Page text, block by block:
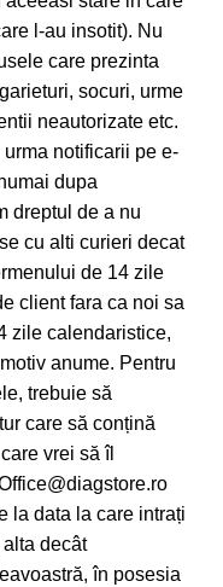
l-au insotit). Nu
care prezinta
socuri, urme
neautorizate etc.
notificarii pe e-
dupa
dreptul de a nu
cu alti curieri decat
de 14 zile
client fara ca noi sa
zile calendaristice,
anume. Pentru
trebuie să
care să conțină
vrei să îl
la data la care intrați
decât
în posesia